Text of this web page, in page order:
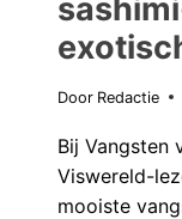
Door Redactie
Bij Vangsten
Viswereld-
mooiste